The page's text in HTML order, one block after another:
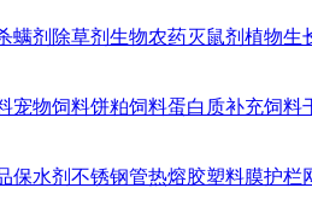
螨剂 除草剂 生物农药灭鼠剂 植物生
宠物饲料饼粕饲料蛋白质补充饲料
保水剂 不锈钢管热熔胶塑料膜护栏